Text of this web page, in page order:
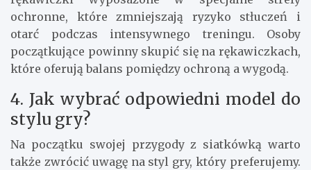
ochronne, które zmniejszają ryzyko stłuczeń i
otarć podczas intensywnego treningu. Osoby
początkujące powinny skupić się na rękawiczkach,
które oferują balans pomiędzy ochroną a wygodą.
4. Jak wybrać odpowiedni model do
stylu gry?
Na początku swojej przygody z siatkówką warto
także zwrócić uwagę na styl gry, który preferujemy.